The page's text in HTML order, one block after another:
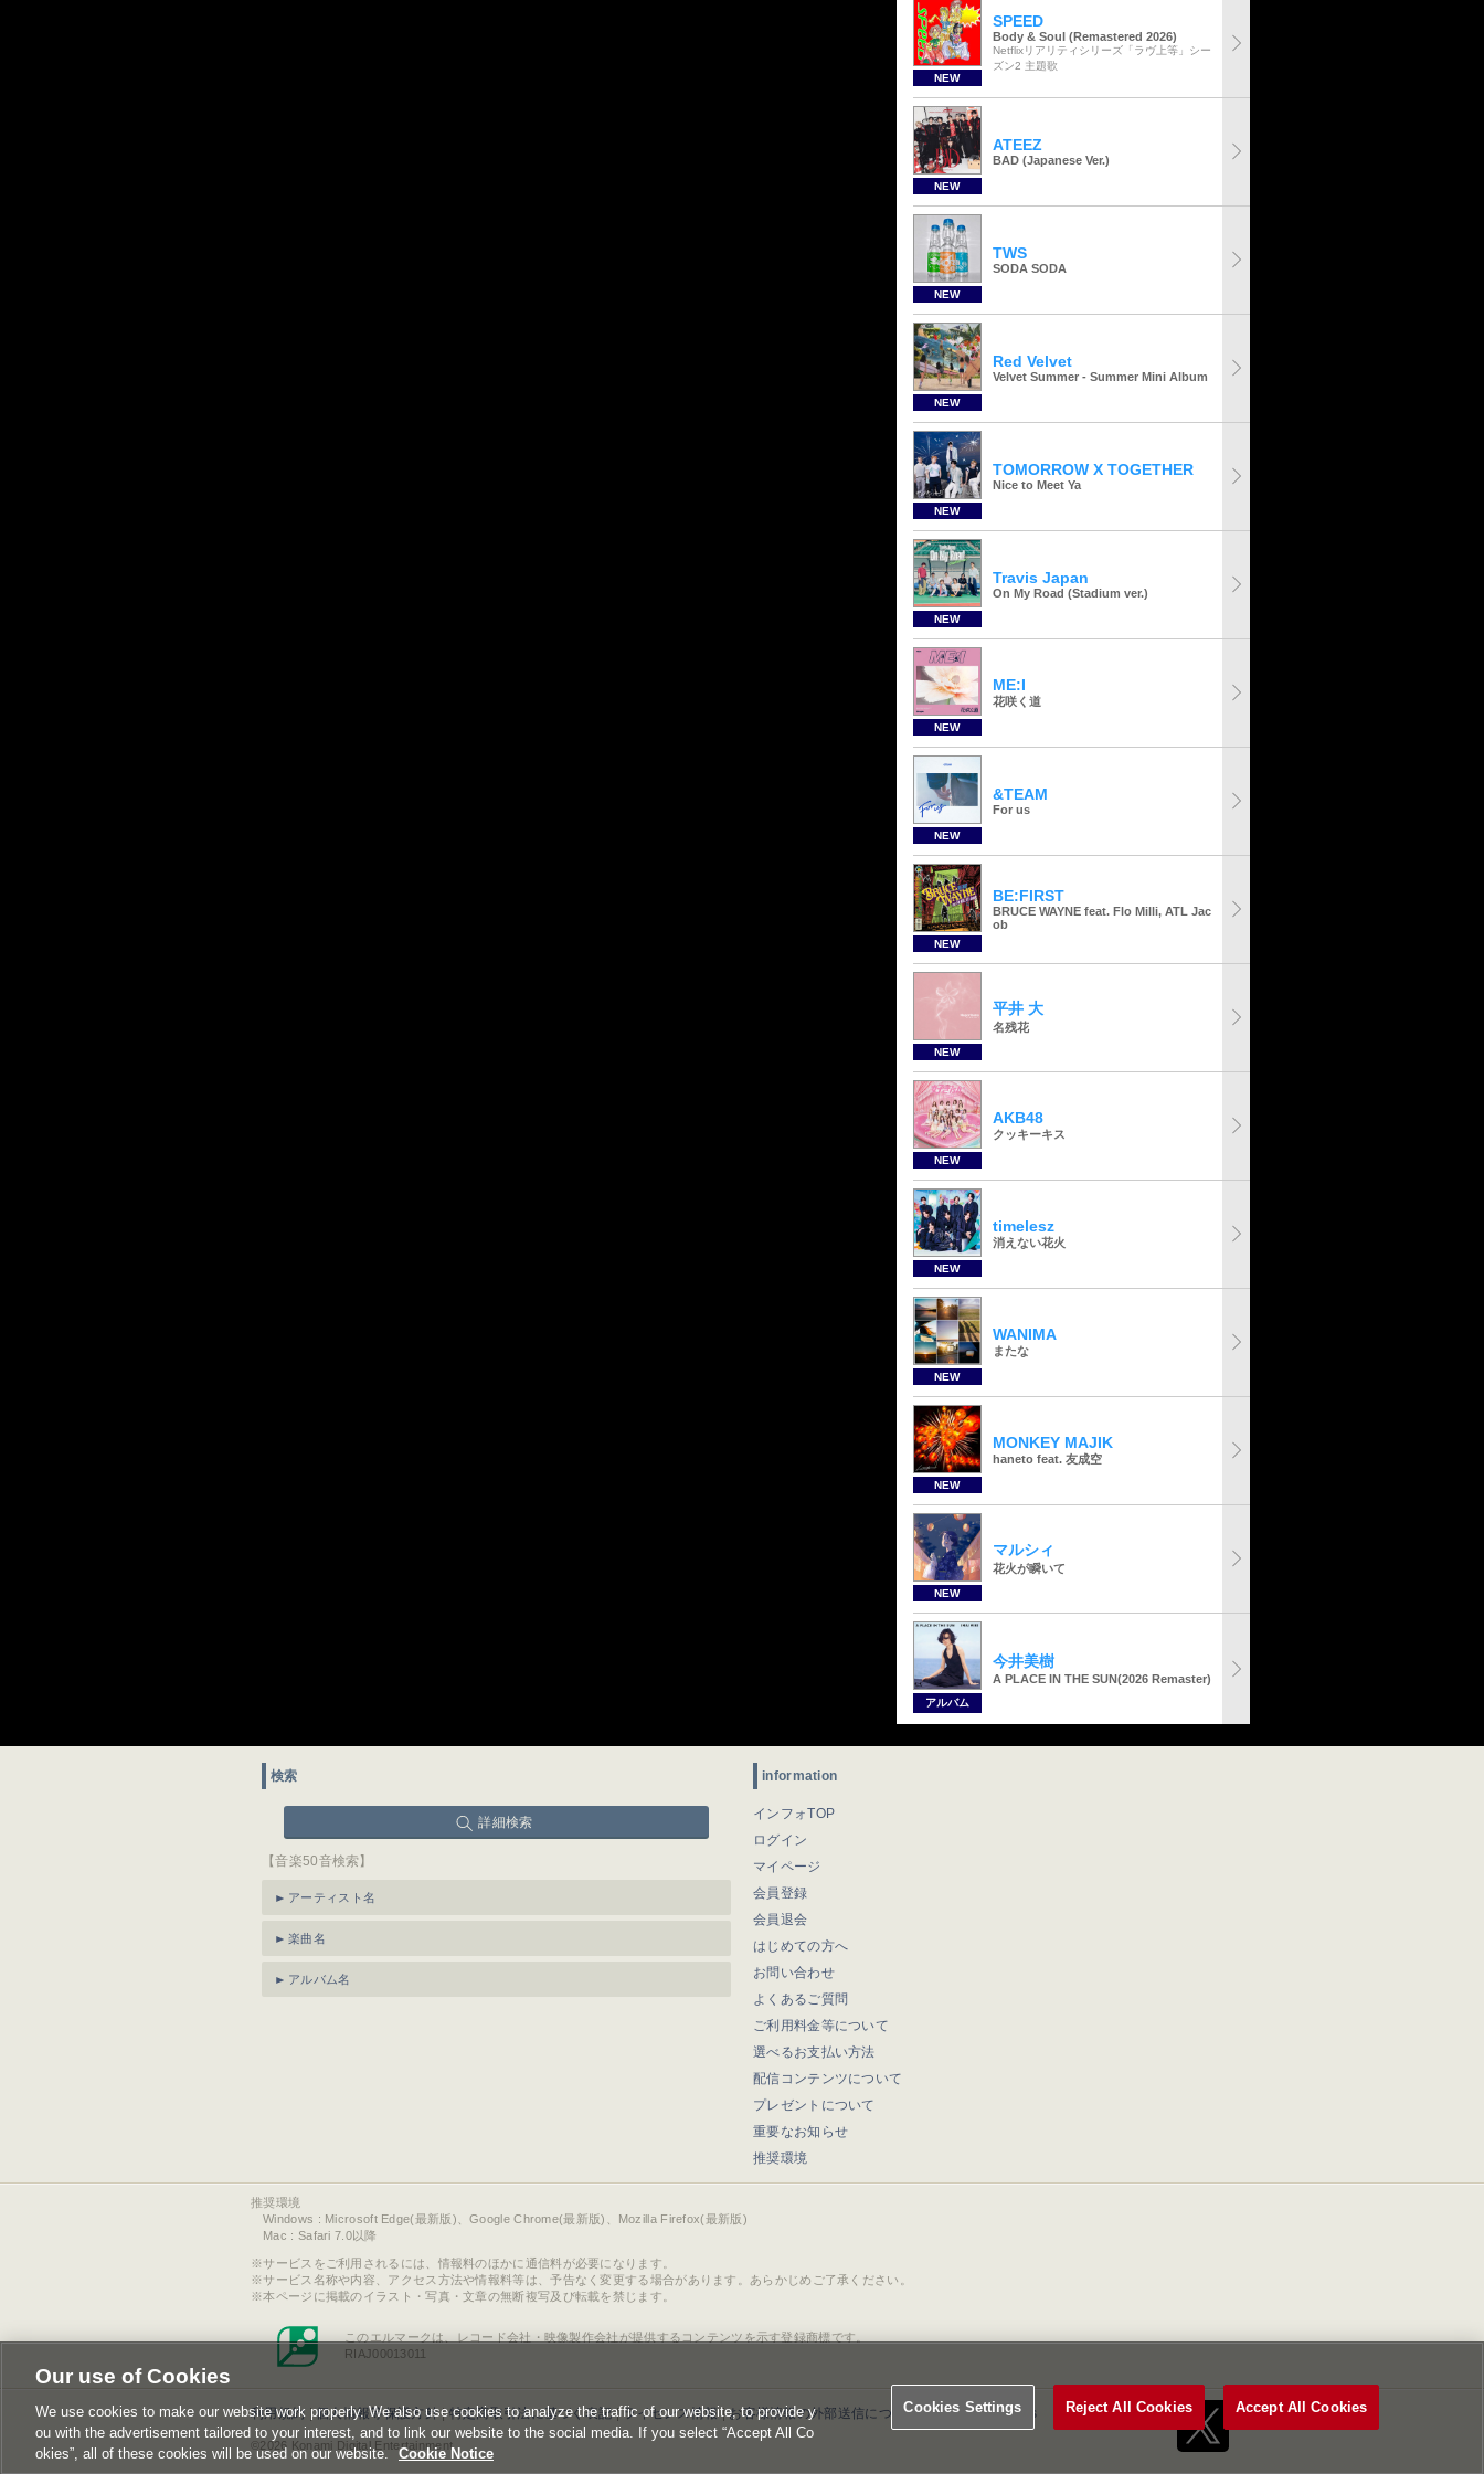
NEW
SPEED
Body & Soul (Remastered 2026)
Netflixリアリティシリーズ「ラヴ上等」シー
ズン2 主題歌
NEW
ATEEZ
BAD (Japanese Ver.)
NEW
TWS
SODA SODA
NEW
Red Velvet
Velvet Summer - Summer Mini Album
NEW
TOMORROW X TOGETHER
Nice to Meet Ya
NEW
Travis Japan
On My Road (Stadium ver.)
NEW
ME:I
花咲く道
NEW
&TEAM
For us
NEW
BE:FIRST
BRUCE WAYNE feat. Flo Milli, ATL Jac
ob
NEW
平井 大
名残花
NEW
AKB48
クッキーキス
NEW
timelesz
消えない花火
NEW
WANIMA
またな
NEW
MONKEY MAJIK
haneto feat. 友成空
NEW
マルシィ
花火が瞬いて
アルバム
今井美樹
A PLACE IN THE SUN(2026 Remaster)
検索
詳細検索
【音楽50音検索】
アーティスト名
楽曲名
アルバム名
information
インフォTOP
ログイン
マイページ
会員登録
会員退会
はじめての方へ
お問い合わせ
よくあるご質問
ご利用料金等について
選べるお支払い方法
配信コンテンツについて
プレゼントについて
重要なお知らせ
推奨環境
推奨環境
Windows : Microsoft Edge(最新版)、Google Chrome(最新版)、Mozilla Firefox(最新版)
Mac : Safari 7.0以降
サービスをご利用されるには、情報料のほかに通信料が必要になります。
サービス名称や内容、アクセス方法や情報料等は、予告なく変更する場合があります。あらかじめご了承ください。
本ページに掲載のイラスト・写真・文章の無断複写及び転載を禁じます。
このエルマークは、レコード会社・映像製作会社が提供するコンテンツを示す登録商標です。
RIAJ00013011
利用規約|個人情報等保護方針|特定商取引法に基づく表記|ライセンス情報|お客様情報の外部送信について|Cookies Settings
©2026 Konami Digital Entertainment
Our use of Cookies
We use cookies to make our website work properly. We also use cookies to analyze the traffic of our website, to provide y
ou with the advertisement tailored to your interest, and to link our website to the social media. If you select “Accept All Co
okies”, all of these cookies will be used on our website. Cookie Notice
Cookies Settings Reject All Cookies Accept All Cookies